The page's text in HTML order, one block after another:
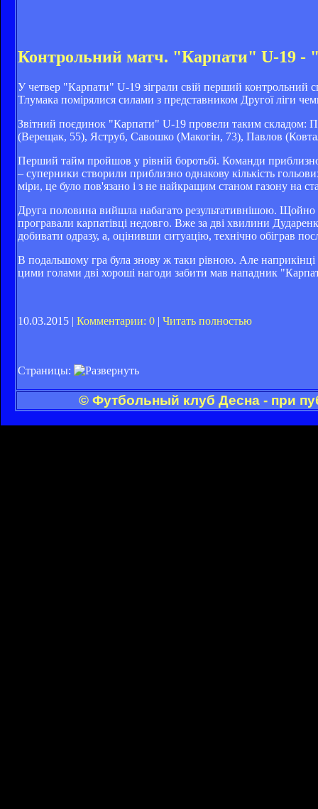
Контрольний матч. "Карпати" U-19 -
У четвер "Карпати" U-19 зіграли свій перший контрольний
Тлумака помірялися силами з представником Другої ліги
Звітний поєдинок "Карпати" U-19 провели таким складом:
(Верещак, 55), Яструб, Савошко (Макогін, 73), Павлов
Перший тайм пройшов у рівній боротьбі. Команди приблизно
– суперники створили приблизно однакову кількість
міри, це було пов'язано і з не найкращим станом газону на
Друга половина вийшла набагато результативнішою.
програвали карпатівці недовго. Вже за дві хвилини
добивати одразу, а, оцінивши ситуацію, технічно обіграв
В подальшому гра була знову ж таки рівною. Але наприкінці
цими голами дві хороші нагоди забити мав нападник
10.03.2015 | Комментарии: 0 | Читать полностью
Страницы:
© Футбольный клуб Десна - при